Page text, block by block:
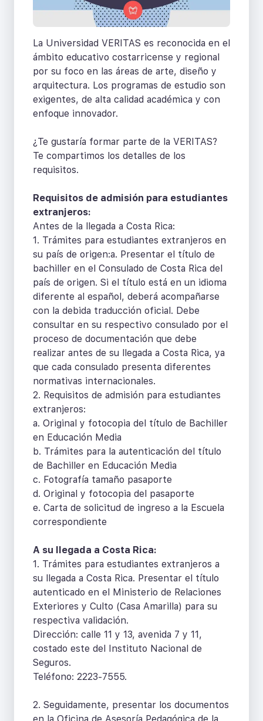
La Universidad VERITAS es reconocida en el
ámbito educativo costarricense y regional
por su foco en las áreas de arte, diseño y
arquitectura. Los programas de estudio son
exigentes, de alta calidad académica y con
enfoque innovador.
¿Te gustaría formar parte de la VERITAS?
Te compartimos los detalles de los
requisitos.
Requisitos de admisión para estudiantes
extranjeros:
Antes de la llegada a Costa Rica:
1. Trámites para estudiantes extranjeros en
su país de origen:a. Presentar el título de
bachiller en el Consulado de Costa Rica del
país de origen. Si el título está en un idioma
diferente al español, deberá acompañarse
con la debida traducción oficial. Debe
consultar en su respectivo consulado por el
proceso de documentación que debe
realizar antes de su llegada a Costa Rica, ya
que cada consulado presenta diferentes
normativas internacionales.
2. Requisitos de admisión para estudiantes
extranjeros:
a. Original y fotocopia del título de Bachiller
en Educación Media
b. Trámites para la autenticación del título
de Bachiller en Educación Media
c. Fotografía tamaño pasaporte
d. Original y fotocopia del pasaporte
e. Carta de solicitud de ingreso a la Escuela
correspondiente
A su llegada a Costa Rica:
1. Trámites para estudiantes extranjeros a
su llegada a Costa Rica. Presentar el título
autenticado en el Ministerio de Relaciones
Exteriores y Culto (Casa Amarilla) para su
respectiva validación.
Dirección: calle 11 y 13, avenida 7 y 11,
costado este del Instituto Nacional de
Seguros.
Teléfono: 2223-7555.
2. Seguidamente, presentar los documentos